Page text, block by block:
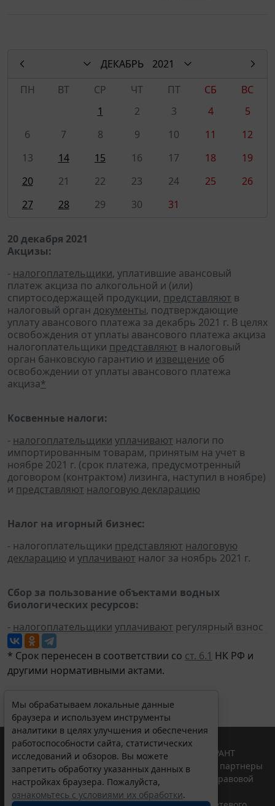
ДЕКАБРЬ
2021
ПН
ВТ СР ЧТ ПТ СБ
ВС
1
2 3 4
5
6
7 8 9 10 11
12
13
14 15 16 17 18
19
20
21 22 23 24 25
26
27
28 29 30 31
20 декабря 2021
Акцизы:
- налогоплательщики, уплатившие авансовый
платеж акциза по алкогольной и (или)
спиртосодержащей продукции, представляют в
налоговый орган документы, подтверждающие
уплату авансового платежа за декабрь 2021 г. В целях
освобождения от уплаты авансового платежа акциза
налогоплательщики представляют в налоговый
орган банковскую гарантию и извещение об
освобождении от уплаты авансового платежа
акциза*
Косвенные налоги:
- налогоплательщики уплачивают налоги по
импортированным товарам, принятым на учет в
ноябре 2021 г. (срок платежа, предусмотренный
договором (контрактом) лизинга, наступил в ноябре)
и представляют налоговую декларацию
Налог на игорный бизнес:
- налогоплательщики представляют налоговую
декларацию и уплачивают налог за ноябрь 2021 г.
Сбор за пользование объектами водных
биологических ресурсов:
- налогоплательщики уплачивают регулярный взнос
* Срок перенесен в соответствии со ст. 6.1 НК РФ и
другими нормативными актами.
Мы обрабатываем локальные данные
браузера и используем инструменты
аналитики в целях улучшения и обеспечения
работоспособности сайта, статистических
исследований и обзоров. Вы можете
запретить обработку указанных данных в
настройках браузера. Пожалуйста,
ознакомьтесь с условиями их обработки.
© ООО "НПП "ГАРАНТ-СЕРВИС", 2026. Система ГАРАНТ
выпускается с 1990 года. Компания "Гарант" и ее партнеры
являются участниками Российской ассоциации правовой
информации ГАРАНТ.